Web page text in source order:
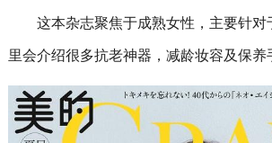
这本杂志聚焦于成熟女性，主要针
里会介绍很多抗老神器，减龄妆容及保养